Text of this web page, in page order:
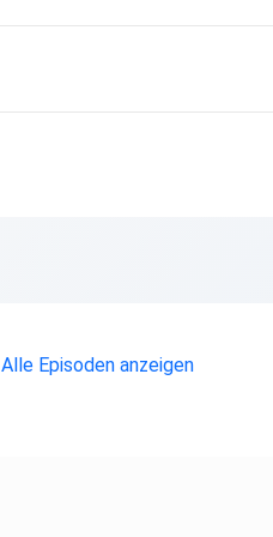
Alle Episoden anzeigen